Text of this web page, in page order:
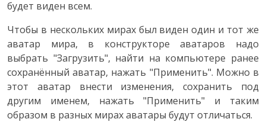
будет виден всем.
Чтобы в нескольких мирах был виден один и тот же
аватар мира, в конструкторе аватаров надо
выбрать "Загрузить", найти на компьютере ранее
сохранённый аватар, нажать "Применить". Можно в
этот аватар внести изменения, сохранить под
другим именем, нажать "Применить" и таким
образом в разных мирах аватары будут отличаться.